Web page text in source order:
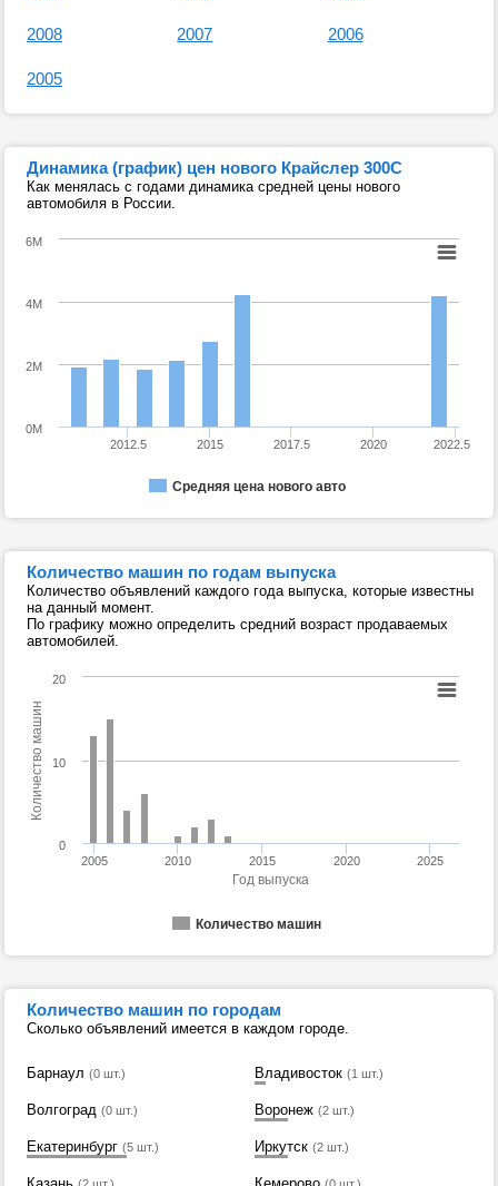
2008 2007 2006
2005
Динамика (график) цен нового Крайслер 300С
Как менялась с годами динамика средней цены нового
автомобиля в России.
Средняя цена нового авто
2012.5 2015 2017.5 2020 2022.5
0M
2M
4M
6M
Количество машин по годам выпуска
Количество объявлений каждого года выпуска, которые известны
на данный момент.
По графику можно определить средний возраст продаваемых
автомобилей.
Год выпуска
Количество машин
Количество машин
2005 2010 2015 2020 2025
0
10
20
Количество машин по городам
Сколько объявлений имеется в каждом городе.
Барнаул (0 шт.) Владивосток (1 шт.)
Волгоград (0 шт.) Воронеж (2 шт.)
Екатеринбург (5 шт.) Иркутск (2 шт.)